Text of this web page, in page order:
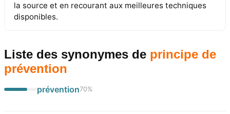
la source et en recourant aux meilleures techniques
disponibles.
Liste des synonymes de principe de
prévention
prévention70%